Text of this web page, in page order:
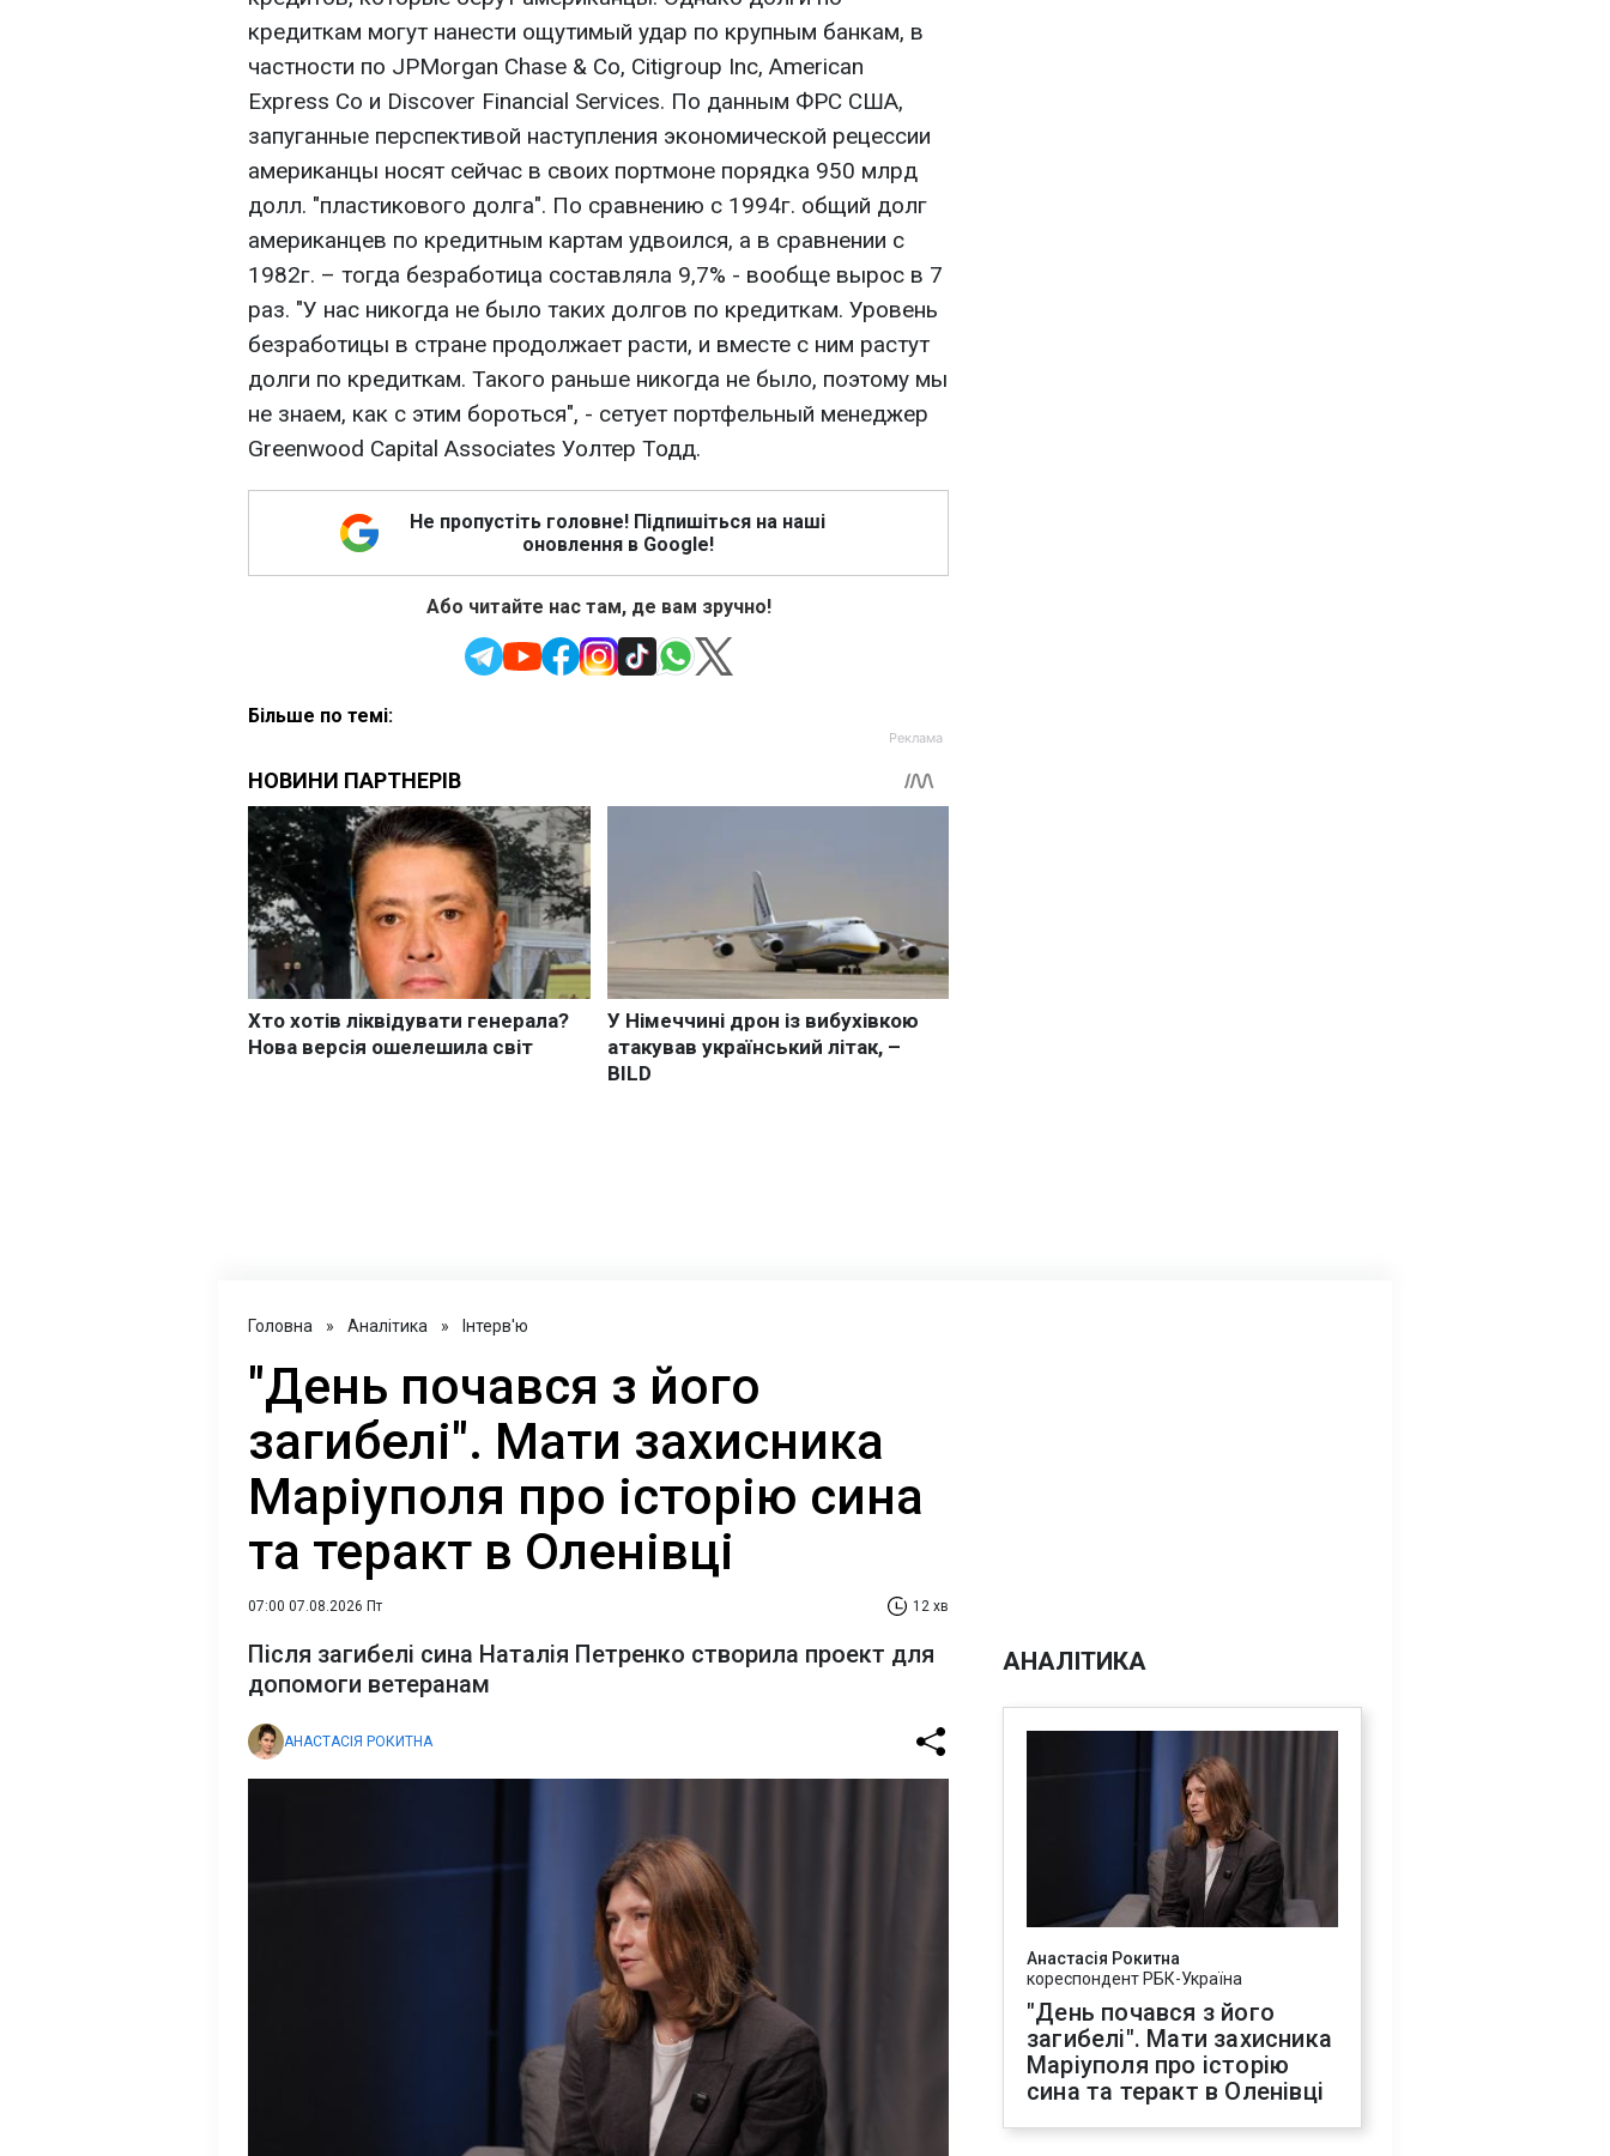
кредиткам могут нанести ощутимый удар по крупным банкам, в
частности по JPMorgan Chase & Co, Citigroup Inc, American
Express Co и Discover Financial Services. По данным ФРС США,
запуганные перспективой наступления экономической рецессии
американцы носят сейчас в своих портмоне порядка 950 млрд
долл. "пластикового долга". По сравнению с 1994г. общий долг
американцев по кредитным картам удвоился, а в сравнении с
1982г. – тогда безработица составляла 9,7% - вообще вырос в 7
раз. "У нас никогда не было таких долгов по кредиткам. Уровень
безработицы в стране продолжает расти, и вместе с ним растут
долги по кредиткам. Такого раньше никогда не было, поэтому мы
не знаем, как с этим бороться", - сетует портфельный менеджер
Greenwood Capital Associates Уолтер Тодд.
Не пропустіть головне! Підпишіться на наші
оновлення в Google!
Або читайте нас там, де вам зручно!
Більше по темі:
Головна » Аналітика » Інтерв'ю
"День почався з його
загибелі". Мати захисника
Маріуполя про історію сина
та теракт в Оленівці
07:00 07.08.2026 Пт 12 хв
Після загибелі сина Наталія Петренко створила проект для
допомоги ветеранам
АНАСТАСІЯ РОКИТНА
АНАЛІТИКА
Анастасія Рокитна
кореспондент РБК-Україна
"День почався з його
загибелі". Мати захисника
Маріуполя про історію
сина та теракт в Оленівці